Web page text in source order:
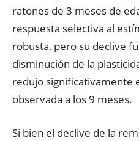
ratones de 3 meses de
respuesta selectiva al
robusta, pero su declive
disminución de la
redujo significativamente
observada a los 9 meses.
Si bien el declive de la